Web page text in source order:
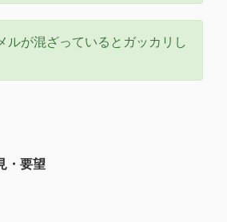
ルが混ざっているとガッカリし
・要望